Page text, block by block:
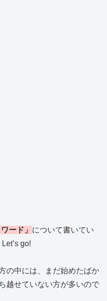
ード」 について書いてい
きたいと思います！٩(.^ⅴ^.)و Let’s go!
の中には、まだ始めたばか
越せていない方が多いので